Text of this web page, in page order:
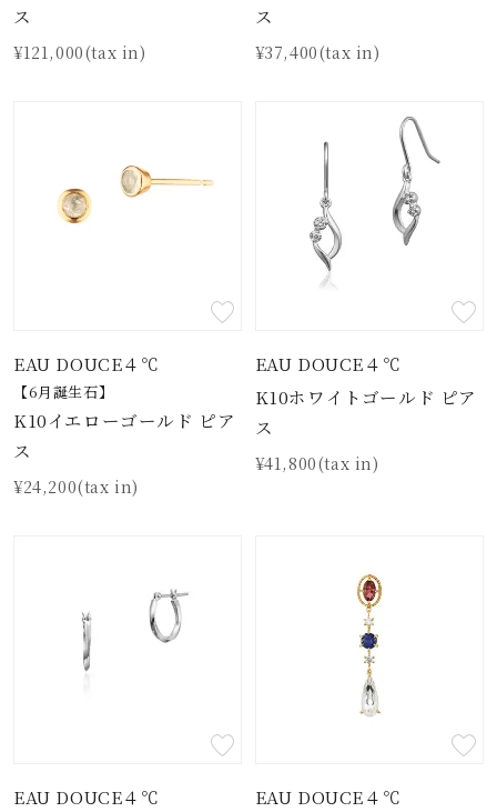
ス
¥121,000(tax in)
ス
¥37,400(tax in)
EAU DOUCE４℃
【6月誕生石】
K10イエローゴールド ピア
ス
¥24,200(tax in)
EAU DOUCE４℃
K10ホワイトゴールド ピア
ス
¥41,800(tax in)
EAU DOUCE４℃
EAU DOUCE４℃